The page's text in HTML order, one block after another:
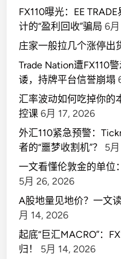
FX110曝光：EE
计的“盈利回收”骗局 6
庄家一般拉几个涨停出
Trade Nation遭FX110
诿，持牌平台信誉崩塌
汇率波动如何吃掉你
控课 6月 17, 2026
外汇110紧急预警：
者的“噩梦收割机”？
5
一文看懂伦敦金的单位
5月 26, 2026
A股地量见地价？一文
月 14, 2026
起底“巨汇MACRO”：
归！
5月 14, 2026